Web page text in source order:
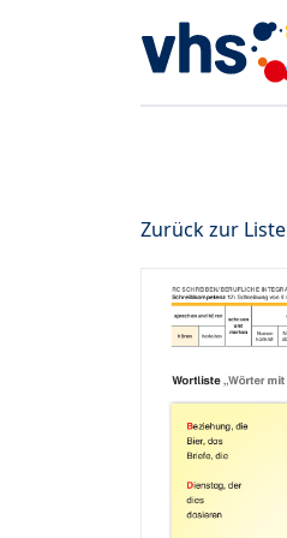
Zurück zur Liste